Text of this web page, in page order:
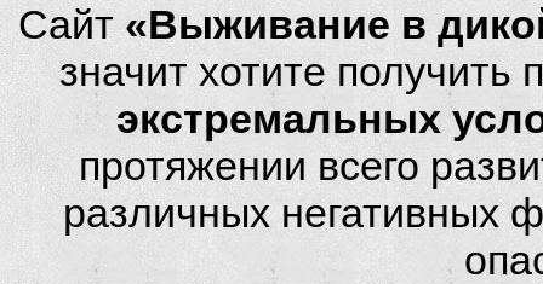
Сайт «Выживание в
значит хотите
экстремальных
протяжении всего
различных негативных